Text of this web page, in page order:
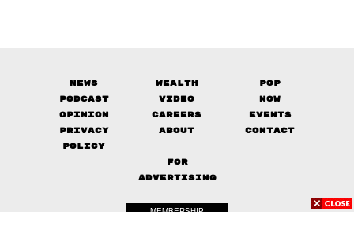
News Wealth
Pop
Podcast
Video
Now
Opinion
Careers
Events
Privacy
Policy
About Contact
FOR
ADVERTISING
MEMBERSHIP